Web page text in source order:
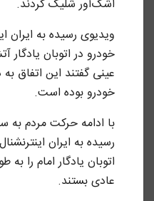
اشک‌آور شلیک کردند.
ویدیوی رسیده به
خودرو در اتوبان
عینی گفتند این اتفاق
خودرو بوده است.
با ادامه حرکت مردم به
رسیده به ایران
اتوبان یادگار امام را
عادی بستند.